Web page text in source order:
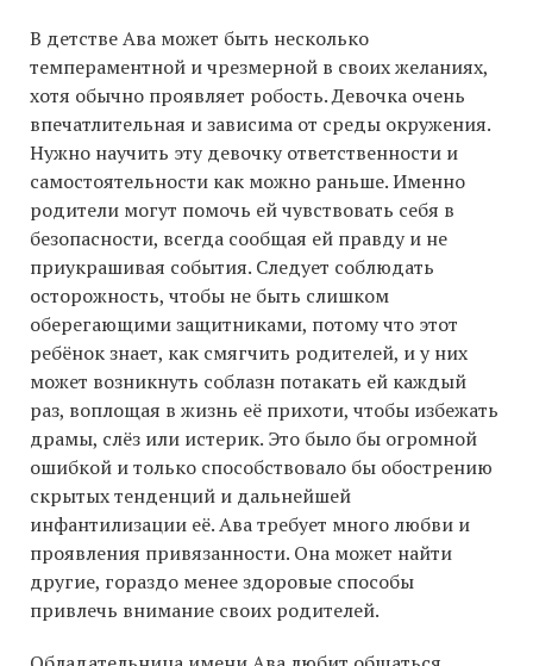
В детстве Ава может быть несколько
темпераментной и чрезмерной в своих желаниях,
хотя обычно проявляет робость. Девочка очень
впечатлительная и зависима от среды окружения.
Нужно научить эту девочку ответственности и
самостоятельности как можно раньше. Именно
родители могут помочь ей чувствовать себя в
безопасности, всегда сообщая ей правду и не
приукрашивая события. Следует соблюдать
осторожность, чтобы не быть слишком
оберегающими защитниками, потому что этот
ребёнок знает, как смягчить родителей, и у них
может возникнуть соблазн потакать ей каждый
раз, воплощая в жизнь её прихоти, чтобы избежать
драмы, слёз или истерик. Это было бы огромной
ошибкой и только способствовало бы обострению
скрытых тенденций и дальнейшей
инфантилизации её. Ава требует много любви и
проявления привязанности. Она может найти
другие, гораздо менее здоровые способы
привлечь внимание своих родителей.